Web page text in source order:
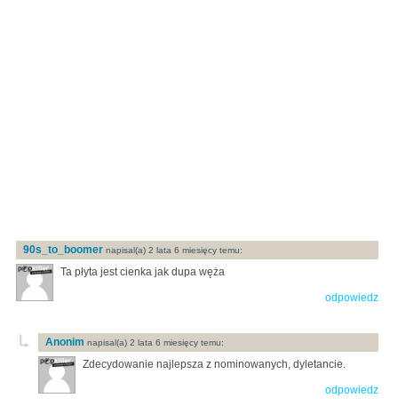
90s_to_boomer napisal(a) 2 lata 6 miesięcy temu:
Ta płyta jest cienka jak dupa węża
odpowiedz
Anonim napisal(a) 2 lata 6 miesięcy temu:
Zdecydowanie najlepsza z nominowanych, dyletancie.
odpowiedz